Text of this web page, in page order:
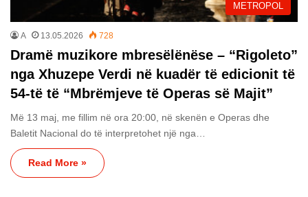
METROPOL
A 13.05.2026 728
Dramë muzikore mbresëlënëse – “Rigoleto”
nga Xhuzepe Verdi në kuadër të edicionit të
54-të të “Mbrëmjeve të Operas së Majit”
Më 13 maj, me fillim në ora 20:00, në skenën e Operas dhe
Baletit Nacional do të interpretohet një nga…
Read More »